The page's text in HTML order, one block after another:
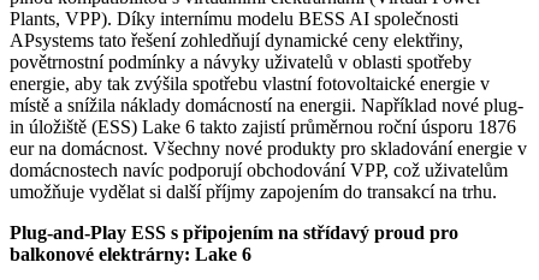
Plants, VPP). Díky internímu modelu BESS AI společnosti
APsystems tato řešení zohledňují dynamické ceny elektřiny,
povětrnostní podmínky a návyky uživatelů v oblasti spotřeby
energie, aby tak zvýšila spotřebu vlastní fotovoltaické energie v
místě a snížila náklady domácností na energii. Například nové plug-
in úložiště (ESS) Lake 6 takto zajistí průměrnou roční úsporu 1876
eur na domácnost. Všechny nové produkty pro skladování energie v
domácnostech navíc podporují obchodování VPP, což uživatelům
umožňuje vydělat si další příjmy zapojením do transakcí na trhu.
Plug-and-Play ESS s připojením na střídavý proud pro
balkonové elektrárny: Lake 6